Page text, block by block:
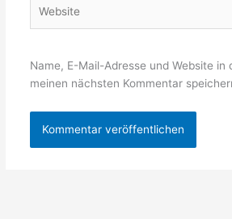
Name, E-Mail-Adresse und Website in
meinen nächsten Kommentar